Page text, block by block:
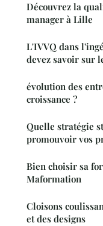
Découvrez la
manager à Lille
L'IVVQ dans
devez savoir sur
évolution des
croissance ?
Quelle stratégie
promouvoir vos
Bien choisir sa
Maformation
Cloisons
et des designs